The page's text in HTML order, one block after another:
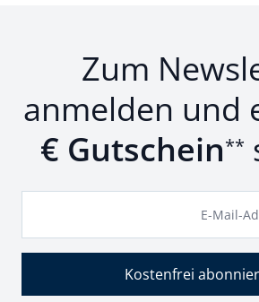
Zum
anmelden und
€ Gutschein**
E-Mail-
Kostenfrei